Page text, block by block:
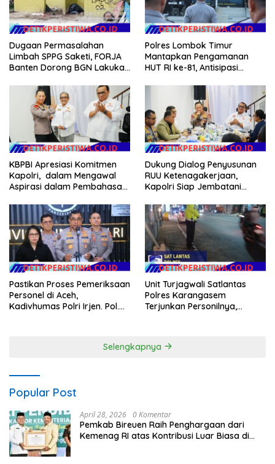
Dugaan Permasalahan
Limbah SPPG Saketi, FORJA
Banten Dorong BGN Lakukan
Polres Lombok Timur
Mantapkan Pengamanan
HUT RI ke-81, Antisipasi
Agenda Kapolri
KBPBI Apresiasi Komitmen
Kapolri, dalam Mengawal
Aspirasi dalam Pembahasan
Dukung Dialog Penyusunan
RUU Ketenagakerjaan,
Kapolri Siap Jembatani
Pastikan Proses Pemeriksaan
Personel di Aceh,
Kadivhumas Polri Irjen. Pol.
Unit Turjagwali Satlantas
Polres Karangasem
Terjunkan Personilnya,
Selengkapnya
Popular Post
April 28, 2026 0 Komentar
Pemkab Bireuen Raih Penghargaan dari
Kemenag RI atas Kontribusi Luar Biasa di